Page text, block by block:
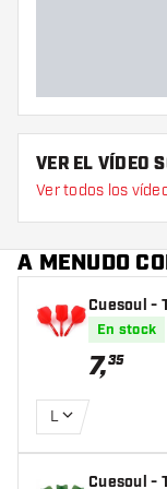
VER EL VÍDEO
Ver todos los
A MENUDO
Cuesoul -
st
En stock
7,35
L
Cuesoul -